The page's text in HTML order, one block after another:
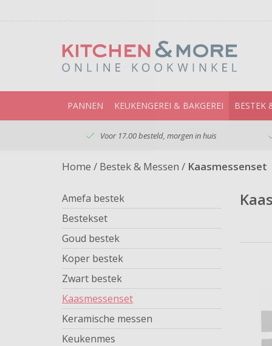
PANNEN KEUKENGEREI & BAKGEREI BESTEK
Voor 17.00 besteld, morgen in huis
Home / Bestek & Messen / Kaasmessenset
Amefa bestek
Bestekset
Goud bestek
Koper bestek
Zwart bestek
Kaasmessenset
Keramische messen
Keukenmes